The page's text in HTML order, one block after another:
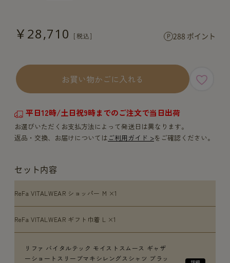
￥28,710 288 ポイント
お買い物かごに入れる
平日12時/土日祝9時までのご注文で当日出荷
お選びいただくお支払方法によって発送日は異なります。
返品・交換、お届けについてはご利用ガイド >をご確認ください。
セット内容
ReFa VITALWEAR ショッパー M ×1
ReFa VITALWEAR ギフト巾着 L ×1
リファ バイタルテック モイストスムース ギャザ
ーショートスリーブマキシレングスシャツ ブラッ